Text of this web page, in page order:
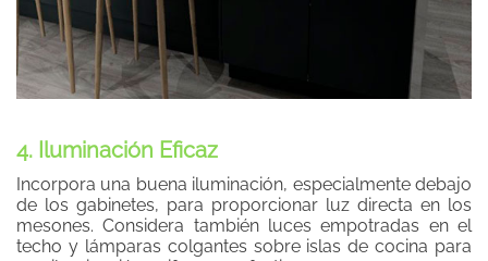
4. Iluminación Eficaz
Incorpora una buena iluminación, especialmente debajo
de los gabinetes, para proporcionar luz directa en los
mesones. Considera también luces empotradas en el
techo y lámparas colgantes sobre islas de cocina para